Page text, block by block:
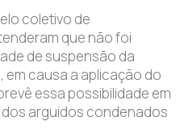
coletivo de
que não foi
de suspensão da
causa a aplicação do
essa possibilidade em
arguidos condenados